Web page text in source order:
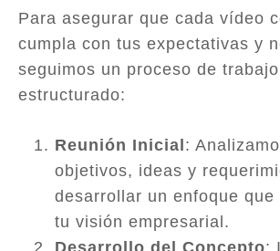
Para asegurar que cada vídeo
cumpla con tus expectativas y
seguimos un proceso de trabajo
estructurado:
Reunión Inicial :
objetivos, ideas y
desarrollar un enfoque que
tu visión empresarial.
Desarrollo del Concepto: